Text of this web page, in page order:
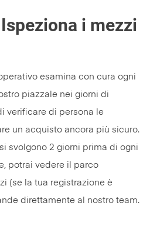
i mezzi
esamina con cura ogni
piazzale nei giorni di
verificare di persona le
un acquisto ancora più sicuro.
svolgono 2 giorni prima di ogni
potrai vedere il parco
(se la tua registrazione è
direttamente al nostro team.